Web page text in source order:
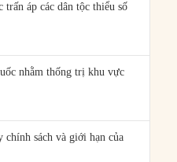
áp các dân tộc thiểu số
nhằm thống trị khu vực
sách và giới hạn của